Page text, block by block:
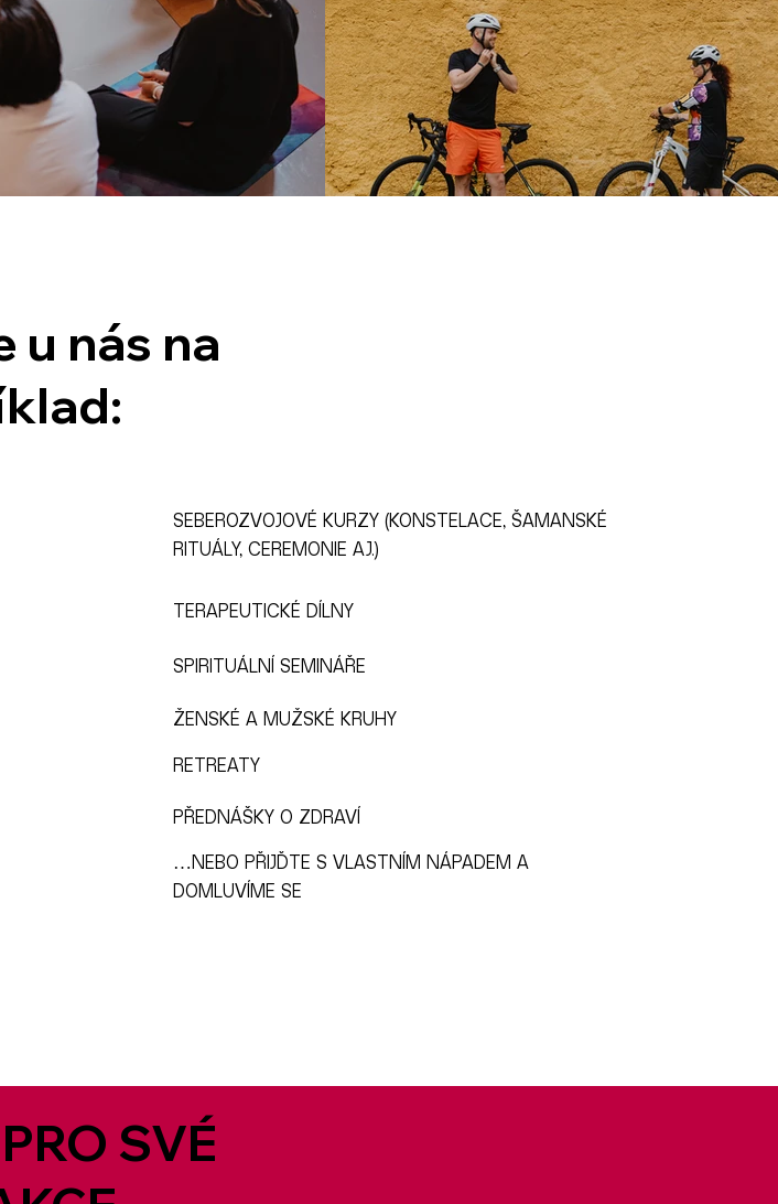
u nás na
SEBEROZVOJOVÉ KURZY (KONSTELACE, ŠAMANSKÉ
RITUÁLY, CEREMONIE AJ.)
TERAPEUTICKÉ DÍLNY
SPIRITUÁLNÍ SEMINÁŘE
ŽENSKÉ A MUŽSKÉ KRUHY
RETREATY
PŘEDNÁŠKY O ZDRAVÍ
…NEBO PŘIJĎTE S VLASTNÍM NÁPADEM A
DOMLUVÍME SE
SVÉ